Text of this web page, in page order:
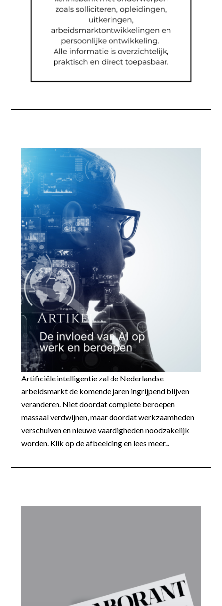
Artificiële intelligentie zal de Nederlandse
arbeidsmarkt de komende jaren ingrijpend blijven
veranderen. Niet doordat complete beroepen
massaal verdwijnen, maar doordat werkzaamheden
verschuiven en nieuwe vaardigheden noodzakelijk
worden. Klik op de afbeelding en lees meer...